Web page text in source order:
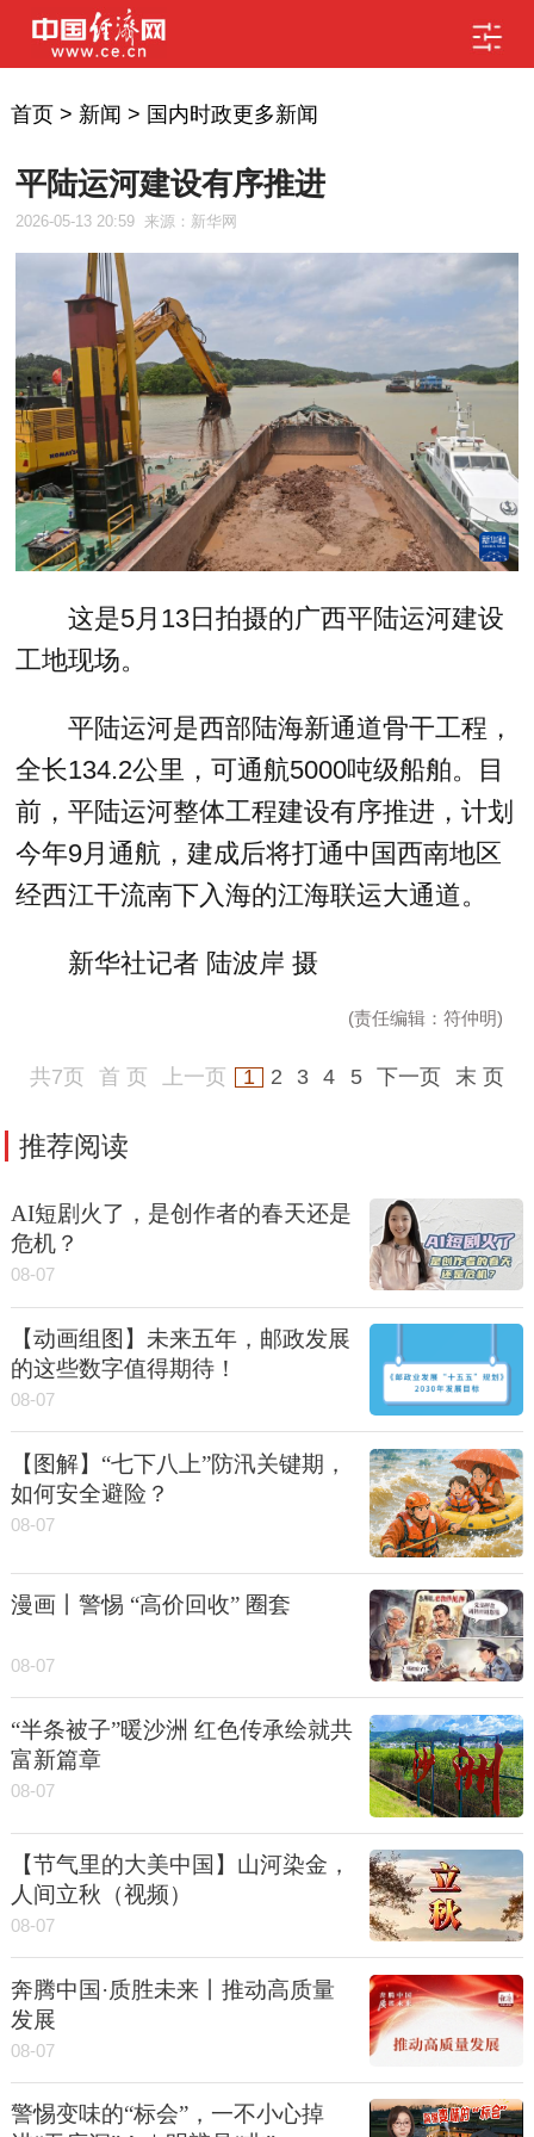
首页> 新闻 > 国内时政更多新闻
平陆运河建设有序推进
2026-05-13 20:59 来源：新华网
这是5月13日拍摄的广西平陆运河建设
工地现场。
平陆运河是西部陆海新通道骨干工程，
全长134.2公里，可通航5000吨级船舶。目
前，平陆运河整体工程建设有序推进，计划
今年9月通航，建成后将打通中国西南地区
经西江干流南下入海的江海联运大通道。
新华社记者 陆波岸 摄
(责任编辑：符仲明)
共7页 首 页 上一页 1 2 3 4 5 下一页 末 页
推荐阅读
AI短剧火了，是创作者的春天还是
危机？
08-07
【动画组图】未来五年，邮政发展
的这些数字值得期待！
08-07
【图解】“七下八上”防汛关键期，
如何安全避险？
08-07
漫画丨警惕 “高价回收” 圈套
08-07
“半条被子”暖沙洲 红色传承绘就共
富新篇章
08-07
【节气里的大美中国】山河染金，
人间立秋（视频）
08-07
奔腾中国·质胜未来丨推动高质量
发展
08-07
警惕变味的“标会”，一不小心掉